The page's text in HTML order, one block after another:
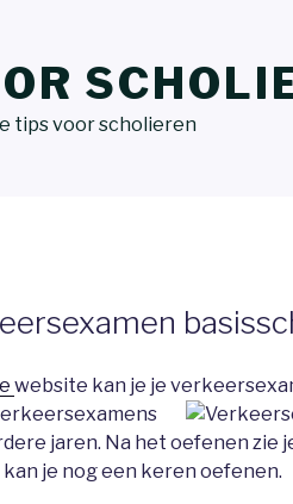
tips voor scholieren
website kan je je
jaren. Na het oefenen zie
je nog een keren oefenen.